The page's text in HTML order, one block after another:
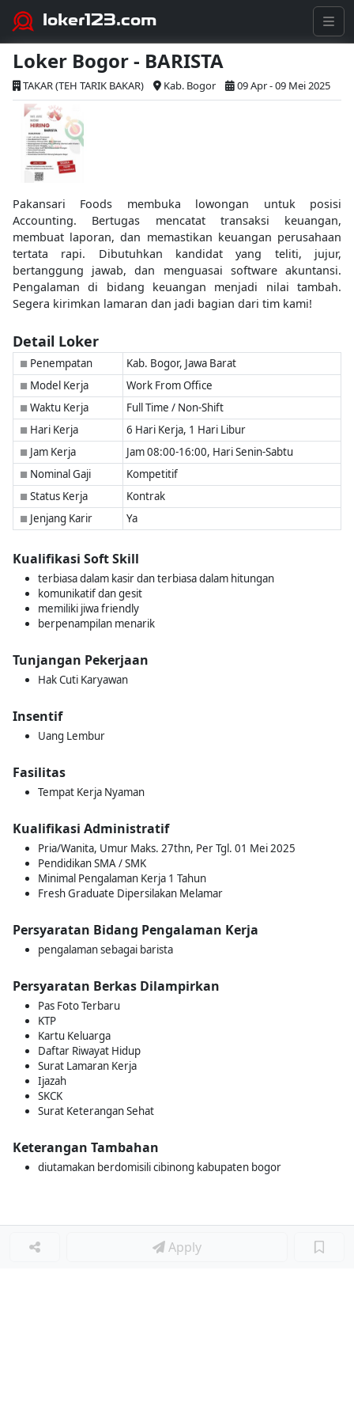
loker123.com
Loker Bogor - BARISTA
TAKAR (TEH TARIK BAKAR) Kab. Bogor 09 Apr - 09 Mei 2025
Pakansari Foods membuka lowongan untuk posisi
Accounting. Bertugas mencatat transaksi keuangan,
membuat laporan, dan memastikan keuangan perusahaan
tertata rapi. Dibutuhkan kandidat yang teliti, jujur,
bertanggung jawab, dan menguasai software akuntansi.
Pengalaman di bidang keuangan menjadi nilai tambah.
Segera kirimkan lamaran dan jadi bagian dari tim kami!
Detail Loker
■ Penempatan Kab. Bogor, Jawa Barat
■ Model Kerja Work From Office
■ Waktu Kerja Full Time / Non-Shift
■ Hari Kerja 6 Hari Kerja, 1 Hari Libur
■ Jam Kerja Jam 08:00-16:00, Hari Senin-Sabtu
■ Nominal Gaji Kompetitif
■ Status Kerja Kontrak
■ Jenjang Karir Ya
Kualifikasi Soft Skill
terbiasa dalam kasir dan terbiasa dalam hitungan
komunikatif dan gesit
memiliki jiwa friendly
berpenampilan menarik
Tunjangan Pekerjaan
Hak Cuti Karyawan
Insentif
Uang Lembur
Fasilitas
Tempat Kerja Nyaman
Kualifikasi Administratif
Pria/Wanita, Umur Maks. 27thn, Per Tgl. 01 Mei 2025
Pendidikan SMA / SMK
Minimal Pengalaman Kerja 1 Tahun
Fresh Graduate Dipersilakan Melamar
Persyaratan Bidang Pengalaman Kerja
pengalaman sebagai barista
Persyaratan Berkas Dilampirkan
Pas Foto Terbaru
KTP
Kartu Keluarga
Daftar Riwayat Hidup
Surat Lamaran Kerja
Ijazah
SKCK
Surat Keterangan Sehat
Keterangan Tambahan
diutamakan berdomisili cibinong kabupaten bogor
Apply